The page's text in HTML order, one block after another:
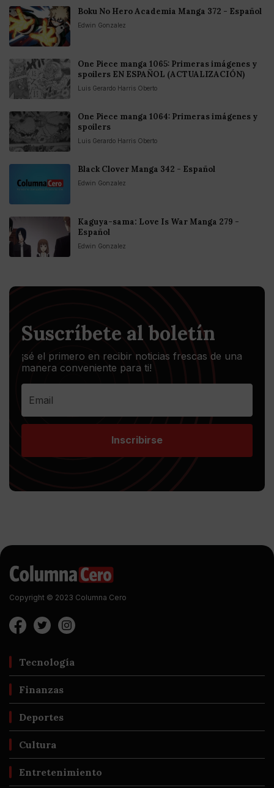
Boku No Hero Academia Manga 372 - Español
Edwin Gonzalez
One Piece manga 1065: Primeras imágenes y
spoilers EN ESPAÑOL (ACTUALIZACIÓN)
Luis Gerardo Harris Oberto
One Piece manga 1064: Primeras imágenes y
spoilers
Luis Gerardo Harris Oberto
Black Clover Manga 342 - Español
Edwin Gonzalez
Kaguya-sama: Love Is War Manga 279 -
Español
Edwin Gonzalez
Suscríbete al boletín
¡sé el primero en recibir noticias frescas de una
manera conveniente para ti!
Inscribirse
Copyright © 2023 Columna Cero
Tecnología
Finanzas
Deportes
Cultura
Entretenimiento